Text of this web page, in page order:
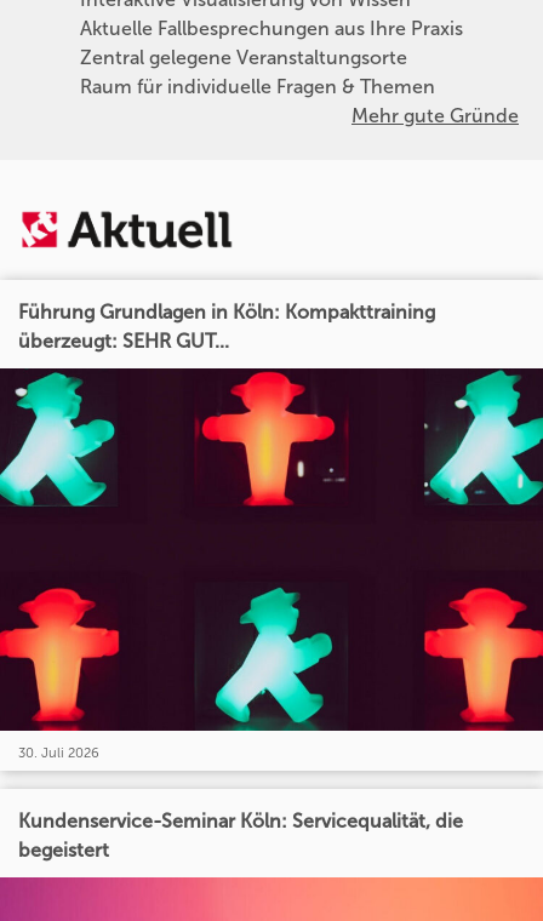
Aktuelle Fallbesprechungen aus Ihre Praxis
Zentral gelegene Veranstaltungsorte
Raum für individuelle Fragen & Themen
Mehr gute Gründe
Führung Grundlagen in Köln: Kompakttraining
überzeugt: SEHR GUT...
30. Juli 2026
Kundenservice-Seminar Köln: Servicequalität, die
begeistert